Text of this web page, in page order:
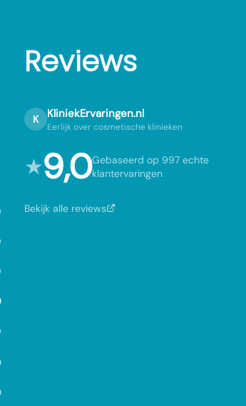
Reviews
K KliniekErvaringen.nl
Eerlijk over cosmetische klinieken
★9,0Gebaseerd op 997 echte
klantervaringen
Bekijk alle reviews